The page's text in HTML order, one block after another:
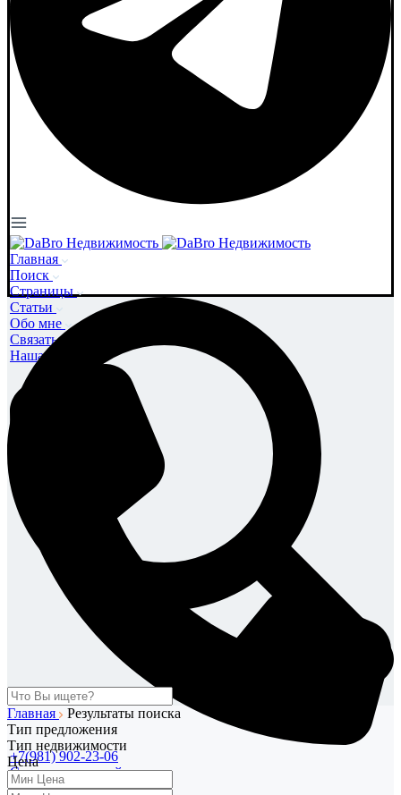
Главная
Поиск
Страницы
Статьи
Обо мне
Связаться со мной
Наша команда
+7(981) 902-23-06
Связаться со мной
Главная
Результаты поиска
Тип предложения
Тип недвижимости
Цена